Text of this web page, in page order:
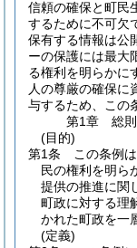
信頼の確保と町民
するために不可欠
保有する情報は公
ーの保護には最大
る権利を明らかに
人の尊厳の確保に
与するため、この
第1章
総則
(目的)
第1条
この条例
民の権利を明ら
提供の推進に関
町政に対する理
かれた町政を一
(定義)